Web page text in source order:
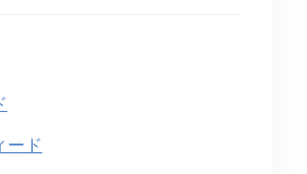
ード